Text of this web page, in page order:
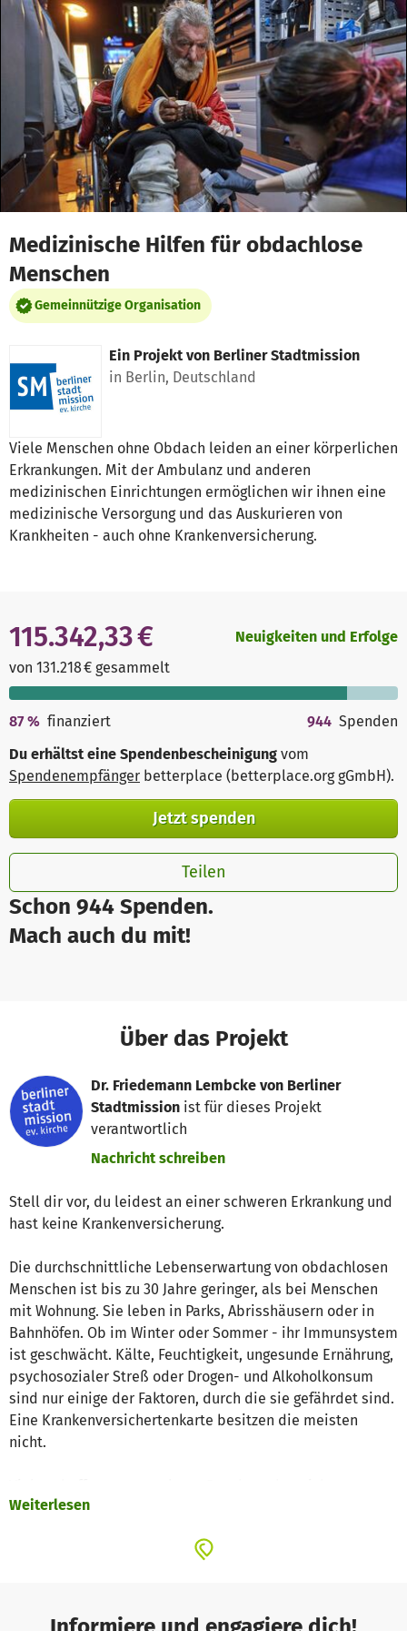
Zum Hauptinhalt springen
Erklärung zur Barrierefreiheit anzeigen
Medizinische Hilfen für obdachlose
Menschen
Gemeinnützige Organisation
Ein Projekt von Berliner Stadtmission
in Berlin, Deutschland
Viele Menschen ohne Obdach leiden an einer körperlichen
Erkrankungen. Mit der Ambulanz und anderen
medizinischen Einrichtungen ermöglichen wir ihnen eine
medizinische Versorgung und das Auskurieren von
Krankheiten - auch ohne Krankenversicherung.
Schon 944 Spenden.
Mach auch du mit!
115.342,33 €
von 131.218 € gesammelt
Neuigkeiten und Erfolge
87% finanziert 944 Spenden
Du erhältst eine Spendenbescheinigung vom
Spendenempfänger betterplace (betterplace.org gGmbH).
Jetzt spenden
Teilen
Über das Projekt
Dr. Friedemann Lembcke von Berliner
Stadtmission ist für dieses Projekt
verantwortlich
Nachricht schreiben
Stell dir vor, du leidest an einer schweren Erkrankung und
hast keine Krankenversicherung.
Die durchschnittliche Lebenserwartung von obdachlosen
Menschen ist bis zu 30 Jahre geringer, als bei Menschen
mit Wohnung. Sie leben in Parks, Abrisshäusern oder in
Bahnhöfen. Ob im Winter oder Sommer - ihr Immunsystem
ist geschwächt. Kälte, Feuchtigkeit, ungesunde Ernährung,
psychosozialer Streß oder Drogen- und Alkoholkonsum
sind nur einige der Faktoren, durch die sie gefährdet sind.
Eine Krankenversichertenkarte besitzen die meisten
nicht.
medizinische Hilfe aufzusuchen. Ihre Scham und Angst vor
Behandlung wird zu einer scheinbar unüberwindbaren
Weiterlesen